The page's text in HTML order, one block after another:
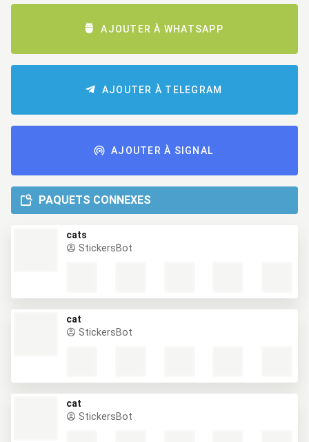
AJOUTER À WHATSAPP
AJOUTER À TELEGRAM
AJOUTER À SIGNAL
PAQUETS CONNEXES
cats
StickersBot
cat
StickersBot
cat
StickersBot